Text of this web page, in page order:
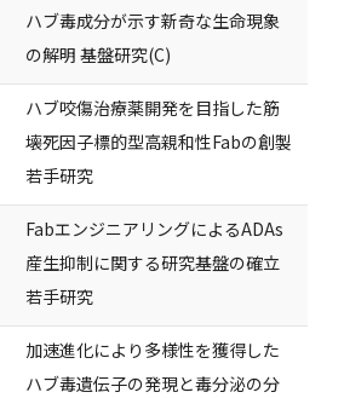
ハブ毒成分が示す新奇な生命現象
の解明 基盤研究(C)
ハブ咬傷治療薬開発を目指した筋
壊死因子標的型高親和性Fabの創製
若手研究
FabエンジニアリングによるADAs
産生抑制に関する研究基盤の確立
若手研究
加速進化により多様性を獲得した
ハブ毒遺伝子の発現と毒分泌の分